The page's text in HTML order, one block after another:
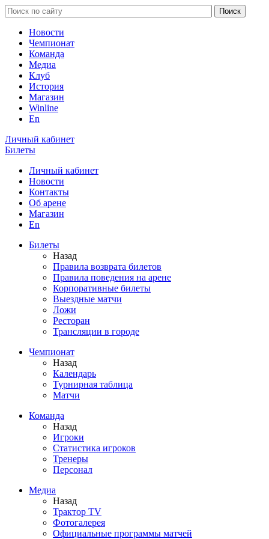
Новости
Чемпионат
Команда
Медиа
Клуб
История
Магазин
Winline
En
Личный кабинет
Билеты
Личный кабинет
Новости
Контакты
Об арене
Магазин
En
Билеты
Назад
Правила возврата билетов
Правила поведения на арене
Корпоративные билеты
Выездные матчи
Ложи
Ресторан
Трансляции в городе
Чемпионат
Назад
Календарь
Турнирная таблица
Матчи
Команда
Назад
Игроки
Статистика игроков
Тренеры
Персонал
Медиа
Назад
Трактор TV
Фотогалерея
Официальные программы матчей